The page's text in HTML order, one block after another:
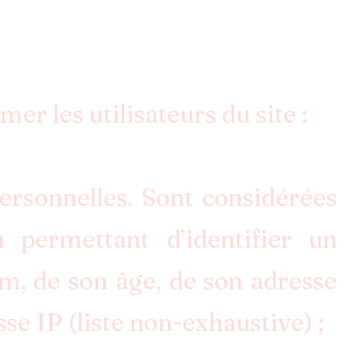
les utilisateurs du site :
Sont considérées
permettant d’identifier un
de son âge, de son adresse
IP (liste non-exhaustive) ;